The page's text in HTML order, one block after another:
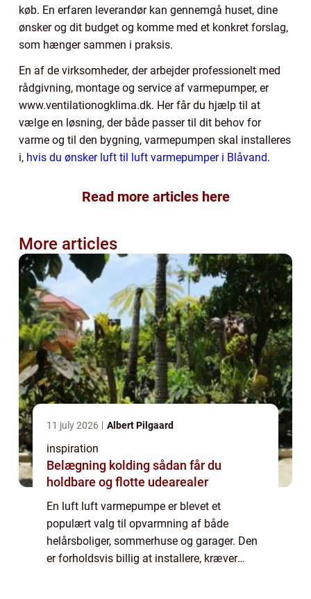
køb. En erfaren leverandør kan gennemgå huset, dine
ønsker og dit budget og komme med et konkret forslag,
som hænger sammen i praksis.
En af de virksomheder, der arbejder professionelt med
rådgivning, montage og service af varmepumper, er
www.ventilationogklima.dk. Her får du hjælp til at
vælge en løsning, der både passer til dit behov for
varme og til den bygning, varmepumpen skal installeres
i, hvis du ønsker luft til luft varmepumper i Blåvand.
Read more articles here
More articles
11 july 2026 Albert Pilgaard
inspiration
Belægning kolding sådan får du
holdbare og flotte udearealer
En luft luft varmepumpe er blevet et
populært valg til opvarmning af både
helårsboliger, sommerhuse og garager. Den
er forholdsvis billig at installere, kræver